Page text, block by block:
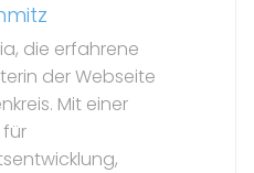
die erfahrene
der Webseite
Mit einer